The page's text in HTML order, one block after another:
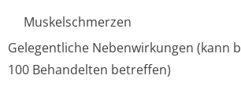
Muskelschmerzen
Gelegentliche Nebenwirkungen (kann
100 Behandelten betreffen)